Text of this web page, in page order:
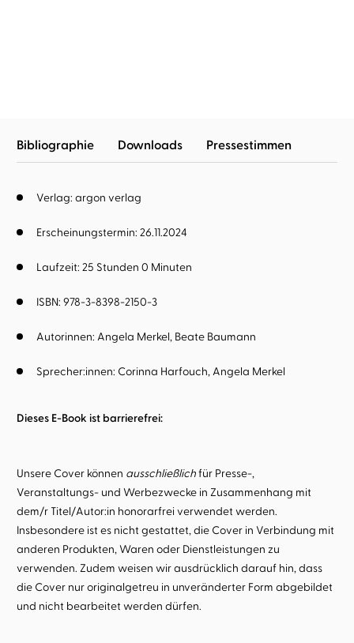
Bibliographie Downloads Pressestimmen
Verlag: argon verlag
Erscheinungstermin: 26.11.2024
Laufzeit: 25 Stunden 0 Minuten
ISBN: 978-3-8398-2150-3
Autorinnen: Angela Merkel Beate Baumann
Sprecher:innen: Corinna Harfouch Angela Merkel
Dieses E-Book ist barrierefrei:
Unsere Cover können ausschließlichfür Presse-,
Veranstaltungs- und Werbezwecke in Zusammenhang mit
dem/r Titel/Autor:in honorarfrei verwendet werden.
Insbesondere ist es nicht gestattet, die Cover in Verbindung mit
anderen Produkten, Waren oder Dienstleistungen zu
verwenden. Zudem weisen wir ausdrücklich darauf hin, dass
die Cover nur originalgetreu in unveränderter Form abgebildet
und nicht bearbeitet werden dürfen.